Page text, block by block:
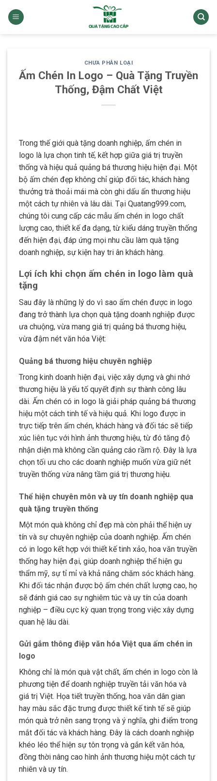
CHƯA PHÂN LOẠI
Ấm Chén In Logo – Quà Tặng Truyền
Thống, Đậm Chất Việt
Trong thế giới quà tặng doanh nghiệp, ấm chén in
logo là lựa chọn tinh tế, kết hợp giữa giá trị truyền
thống và hiệu quả quảng bá thương hiệu hiện đại. Một
bộ ấm chén đẹp không chỉ giúp đối tác, khách hàng
thưởng trà thoải mái mà còn ghi dấu ấn thương hiệu
một cách tự nhiên và lâu dài. Tại Quatang999.com,
chúng tôi cung cấp các mẫu ấm chén in logo chất
lượng cao, thiết kế đa dạng, từ kiểu dáng truyền thống
đến hiện đại, đáp ứng mọi nhu cầu làm quà tặng
doanh nghiệp, sự kiện hay tri ân khách hàng.
Lợi ích khi chọn ấm chén in logo làm quà
tặng
Sau đây là những lý do vì sao ấm chén được in logo
đang trở thành lựa chọn quà tặng doanh nghiệp được
ưa chuộng, vừa mang giá trị quảng bá thương hiệu,
vừa đậm nét văn hóa Việt:
Quảng bá thương hiệu chuyên nghiệp
Trong kinh doanh hiện đại, việc xây dựng và ghi nhớ
thương hiệu là yếu tố quyết định sự thành công lâu
dài. Ấm chén có in logo là giải pháp quảng bá thương
hiệu một cách tinh tế và hiệu quả. Khi logo được in
trực tiếp trên ấm chén, khách hàng và đối tác sẽ tiếp
xúc liên tục với hình ảnh thương hiệu, từ đó tăng độ
nhận diện mà không cần quảng cáo rầm rộ. Đây là lựa
chọn tối ưu cho các doanh nghiệp muốn vừa giữ nét
truyền thống vừa nâng tầm giá trị thương hiệu.
Thể hiện chuyên môn và uy tín doanh nghiệp qua
quà tặng truyền thống
Một món quà không chỉ đẹp mà còn phải thể hiện uy
tín và sự chuyên nghiệp của doanh nghiệp. Ấm chén
có in logo kết hợp với thiết kế tinh xảo, hoa văn truyền
thống hay hiện đại, giúp doanh nghiệp thể hiện gu
thẩm mỹ, sự tỉ mỉ và khả năng chăm sóc khách hàng.
Khi đối tác nhận được bộ ấm chén chất lượng cao, họ
sẽ đánh giá cao sự nghiêm túc và uy tín của doanh
nghiệp – điều cực kỳ quan trọng trong việc xây dựng
quan hệ lâu dài.
Gửi gắm thông điệp văn hóa Việt qua ấm chén in
logo
Không chỉ là món quà vật chất, ấm chén in logo còn là
phương tiện để doanh nghiệp truyền tải văn hóa và
giá trị Việt. Họa tiết truyền thống, hoa văn dân gian
hay màu sắc đặc trưng được thiết kế tinh tế sẽ giúp
món quà trở nên sang trọng và ý nghĩa, ghi điểm trong
mắt đối tác và khách hàng. Đây là cách doanh nghiệp
khéo léo thể hiện sự tôn trọng và gắn kết văn hóa,
đồng thời nâng cao hình ảnh thương hiệu một cách tự
nhiên và uy tín.